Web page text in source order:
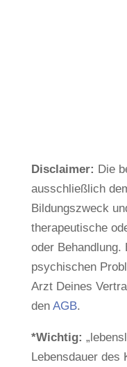
Disclaimer: Die
ausschließlich
Bildungszweck
therapeutische
oder Behandlung.
psychischen
Arzt Deines
den AGB.
*Wichtig:
Lebensdauer des